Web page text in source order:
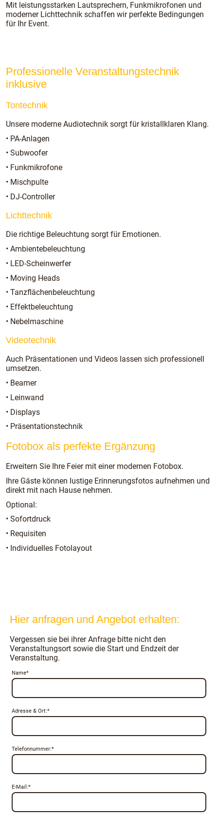
Mit leistungsstarken Lautsprechern, Funkmikrofonen und
moderner Lichttechnik schaffen wir perfekte Bedingungen
für Ihr Event.
Professionelle Veranstaltungstechnik
inklusive
Tontechnik
Unsere moderne Audiotechnik sorgt für kristallklaren Klang.
• PA-Anlagen
• Subwoofer
• Funkmikrofone
• Mischpulte
• DJ-Controller
Lichttechnik
Die richtige Beleuchtung sorgt für Emotionen.
• Ambientebeleuchtung
• LED-Scheinwerfer
• Moving Heads
• Tanzflächenbeleuchtung
• Effektbeleuchtung
• Nebelmaschine
Videotechnik
Auch Präsentationen und Videos lassen sich professionell
umsetzen.
• Beamer
• Leinwand
• Displays
• Präsentationstechnik
Fotobox als perfekte Ergänzung
Erweitern Sie Ihre Feier mit einer modernen Fotobox.
Ihre Gäste können lustige Erinnerungsfotos aufnehmen und
direkt mit nach Hause nehmen.
Optional:
• Sofortdruck
• Requisiten
• Individuelles Fotolayout
Hier anfragen und Angebot erhalten:
Vergessen sie bei ihrer Anfrage bitte nicht den
Veranstaltungsort sowie die Start und Endzeit der
Veranstaltung.
Name*
Adresse & Ort:*
Telefonnummer:*
E-Mail:*